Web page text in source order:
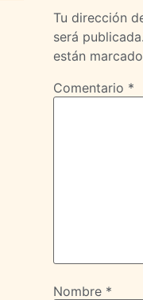
Tu dirección
será publicada.
están
Comentario *
Nombre *